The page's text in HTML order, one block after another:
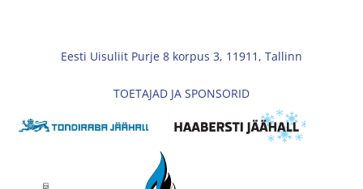
Eesti Uisuliit Purje 8 korpus 3, 11911, Tallinn
TOETAJAD JA SPONSORID